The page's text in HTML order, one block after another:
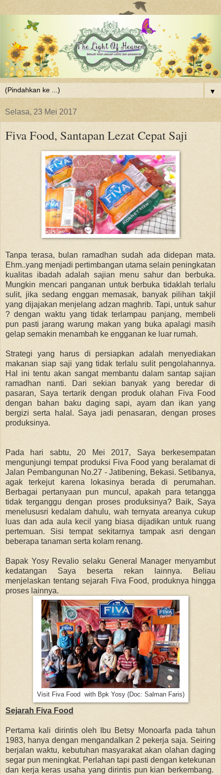
▼
Selasa, 23 Mei 2017
Fiva Food, Santapan Lezat Cepat Saji
Tanpa terasa, bulan ramadhan sudah ada didepan mata.
Ehm..yang menjadi pertimbangan utama selain peningkatan
kualitas ibadah adalah sajian menu sahur dan berbuka.
Mungkin mencari panganan untuk berbuka tidaklah terlalu
sulit, jika sedang enggan memasak, banyak pilihan takjil
yang dijajakan menjelang adzan maghrib. Tapi, untuk sahur
? dengan waktu yang tidak terlampau panjang, membeli
pun pasti jarang warung makan yang buka apalagi masih
gelap semakin menambah ke engganan ke luar rumah.
Strategi yang harus di persiapkan adalah menyediakan
makanan siap saji yang tidak terlalu sulit pengolahannya.
Hal ini tentu akan sangat membantu dalam santap sajian
ramadhan nanti. Dari sekian banyak yang beredar di
pasaran, Saya tertarik dengan produk olahan Fiva Food
dengan bahan baku daging sapi, ayam dan ikan yang
bergizi serta halal. Saya jadi penasaran, dengan proses
produksinya.
Pada hari sabtu, 20 Mei 2017, Saya berkesempatan
mengunjungi tempat produksi Fiva Food yang beralamat di
Jalan Pembangunan No.27 - Jatibening, Bekasi. Setibanya,
agak terkejut karena lokasinya berada di perumahan.
Berbagai pertanyaan pun muncul, apakah para tetangga
tidak terganggu dengan proses produksinya? Baik, Saya
menelususri kedalam dahulu, wah ternyata areanya cukup
luas dan ada aula kecil yang biasa dijadikan untuk ruang
pertemuan. Sisi tempat sekitarnya tampak asri dengan
beberapa tanaman serta kolam renang.
Bapak Yosy Revalio selaku General Manager menyambut
kedatangan Saya beserta rekan lainnya. Beliau
menjelaskan tentang sejarah Fiva Food, produknya hingga
proses lainnya.
Visit Fiva Food with Bpk Yosy (Doc: Salman Faris)
Sejarah Fiva Food
Pertama kali dirintis oleh Ibu Betsy Monoarfa pada tahun
1983, hanya dengan mengandalkan 2 pekerja saja. Seiring
berjalan waktu, kebutuhan masyarakat akan olahan daging
segar pun meningkat. Perlahan tapi pasti dengan ketekunan
dan kerja keras usaha yang dirintis pun kian berkembang.